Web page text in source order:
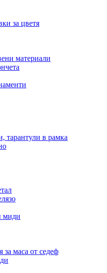
за цветя
материали
тарантули в рамка
миди
за маса от седеф